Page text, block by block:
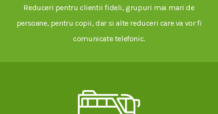
Reduceri pentru clientii fideli, grupuri mai mari de
persoane, pentru copii, dar si alte reduceri care va vor fi
comunicate telefonic.